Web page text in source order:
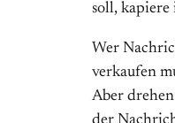
soll,
Wer
verkaufen
Aber